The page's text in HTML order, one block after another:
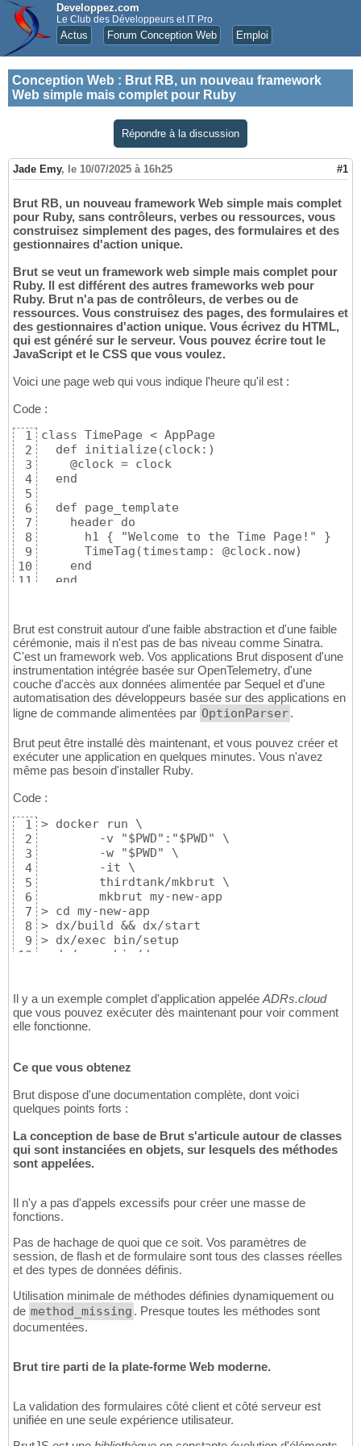
Developpez.com
Le Club des Développeurs et IT Pro
Actus Forum Conception Web Emploi
Conception Web : Brut RB, un nouveau framework
Web simple mais complet pour Ruby
Répondre à la discussion
Jade Emy, le 10/07/2025 à 16h25 #1
Brut RB, un nouveau framework Web simple mais complet
pour Ruby, sans contrôleurs, verbes ou ressources, vous
construisez simplement des pages, des formulaires et des
gestionnaires d'action unique.
Brut se veut un framework web simple mais complet pour
Ruby. Il est différent des autres frameworks web pour
Ruby. Brut n'a pas de contrôleurs, de verbes ou de
ressources. Vous construisez des pages, des formulaires et
des gestionnaires d'action unique. Vous écrivez du HTML,
qui est généré sur le serveur. Vous pouvez écrire tout le
JavaScript et le CSS que vous voulez.
Voici une page web qui vous indique l'heure qu'il est :
Code :
1
2
3
4
5
6
7
8
9
10
11
class TimePage < AppPage
  def initialize(clock:)
    @clock = clock
  end
  def page_template
    header do
      h1 { "Welcome to the Time Page!" }
      TimeTag(timestamp: @clock.now)
    end
  end
Brut est construit autour d'une faible abstraction et d'une faible
cérémonie, mais il n'est pas de bas niveau comme Sinatra.
C'est un framework web. Vos applications Brut disposent d'une
instrumentation intégrée basée sur OpenTelemetry, d'une
couche d'accès aux données alimentée par Sequel et d'une
automatisation des développeurs basée sur des applications en
ligne de commande alimentées par OptionParser.
Brut peut être installé dès maintenant, et vous pouvez créer et
exécuter une application en quelques minutes. Vous n'avez
même pas besoin d'installer Ruby.
Code :
1
2
3
4
5
6
7
8
9
10
> docker run \
        -v "$PWD":"$PWD" \
        -w "$PWD" \
        -it \
        thirdtank/mkbrut \
        mkbrut my-new-app
> cd my-new-app
> dx/build && dx/start
> dx/exec bin/setup
> dx/exec bin/dev
Il y a un exemple complet d'application appelée ADRs.cloud
que vous pouvez exécuter dès maintenant pour voir comment
elle fonctionne.
Ce que vous obtenez
Brut dispose d'une documentation complète, dont voici
quelques points forts :
La conception de base de Brut s'articule autour de classes
qui sont instanciées en objets, sur lesquels des méthodes
sont appelées.
Il n'y a pas d'appels excessifs pour créer une masse de
fonctions.
Pas de hachage de quoi que ce soit. Vos paramètres de
session, de flash et de formulaire sont tous des classes réelles
et des types de données définis.
Utilisation minimale de méthodes définies dynamiquement ou
de method_missing . Presque toutes les méthodes sont
documentées.
Brut tire parti de la plate-forme Web moderne.
La validation des formulaires côté client et côté serveur est
unifiée en une seule expérience utilisateur.